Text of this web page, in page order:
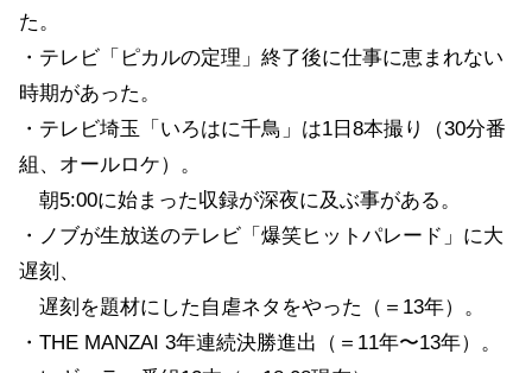
た。
・テレビ「ピカルの定理」終了後に仕事に恵まれない
時期があった。
・テレビ埼玉「いろはに千鳥」は1日8本撮り（30分番
組、オールロケ）。
朝5:00に始まった収録が深夜に及ぶ事がある。
・ノブが生放送のテレビ「爆笑ヒットパレード」に大
遅刻、
遅刻を題材にした自虐ネタをやった（＝13年）。
・THE MANZAI 3年連続決勝進出（＝11年〜13年）。